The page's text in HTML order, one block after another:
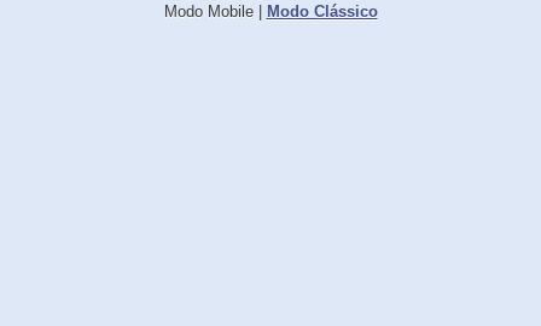
Modo Mobile| Modo Clássico